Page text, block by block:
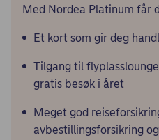
Med Nordea Platinum får
Et kort som gir deg
Tilgang til
gratis besøk i året
Meget god
avbestillingsforsikring